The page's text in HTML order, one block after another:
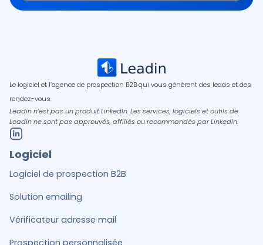
Le logiciel et l’agence de prospection B2B qui vous génèrent des leads et des
rendez-vous.
Leadin n’est pas un produit LinkedIn. Les services, logiciels et outils de
Leadin ne sont pas approuvés, affiliés ou recommandés par LinkedIn.
Logiciel
Logiciel de prospection B2B
Solution emailing
Vérificateur adresse mail